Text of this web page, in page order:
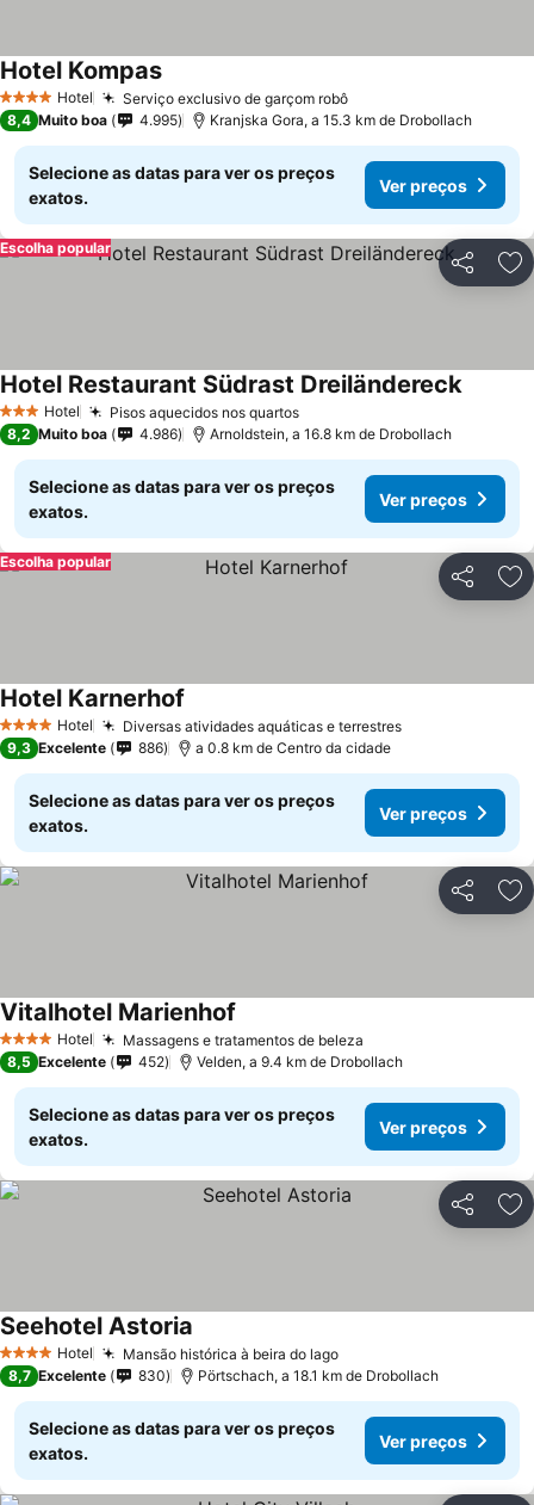
4 EstrelasHotel Serviço exclusivo de garçom robô
Hotel Kompas
8,4 Muito boa 4.995 Kranjska Gora, a 15.3 km de Drobollach
Selecione as datas para ver os preços
exatos.
Ver preços
Partilhar
Escolha popular
3 EstrelasHotel Pisos aquecidos nos quartos
Hotel Restaurant Südrast Dreiländereck
8,2 Muito boa 4.986 Arnoldstein, a 16.8 km de Drobollach
Selecione as datas para ver os preços
exatos.
Ver preços
Partilhar
Escolha popular
4 EstrelasHotel Diversas atividades aquáticas e terrestres
Hotel Karnerhof
9,3 Excelente 886 a 0.8 km de Centro da cidade
Selecione as datas para ver os preços
exatos.
Ver preços
Partilhar
4 EstrelasHotel Massagens e tratamentos de beleza
Vitalhotel Marienhof
8,5 Excelente 452 Velden, a 9.4 km de Drobollach
Selecione as datas para ver os preços
exatos.
Ver preços
Partilhar
4 EstrelasHotel Mansão histórica à beira do lago
Seehotel Astoria
8,7 Excelente 830 Pörtschach, a 18.1 km de Drobollach
Selecione as datas para ver os preços
exatos.
Ver preços